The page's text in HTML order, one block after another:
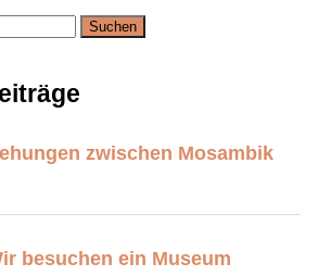
zwischen Mosambik
besuchen ein Museum